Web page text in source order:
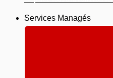
Services Managés